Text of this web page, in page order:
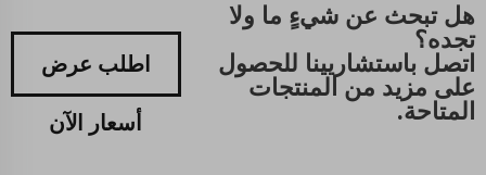
هل تبحث عن شيءٍ ما ولا
تجده؟
اتصل باستشاريينا للحصول
على مزيد من المنتجات
المتاحة.
اطلب عرض
أسعار الآن